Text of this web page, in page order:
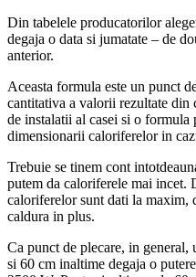
Din tabelele producatorilor
degaja o data si jumatate – de
anterior.
Aceasta formula este un punct
cantitativa a valorii rezultate
de instalatii al casei si o formula
dimensionarii caloriferelor in
Trebuie se tinem cont
putem da caloriferele mai incet.
caloriferelor sunt dati la maxim,
caldura in plus.
Ca punct de plecare, in
si 60 cm inaltime degaja o